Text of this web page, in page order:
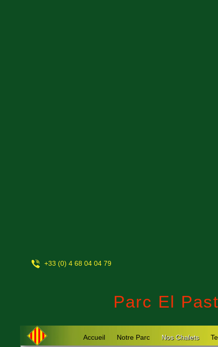
+33 (0) 4 68 04 04 79
Parc El
Accueil Notre Parc Nos Chalets